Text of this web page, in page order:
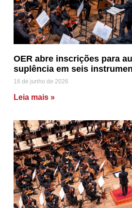
OER abre inscrições para
suplência em seis
16 de junho de 2026
Leia mais »